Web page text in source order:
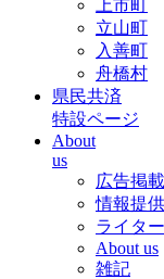
上市町
立山町
入善町
舟橋村
県民共済
特設ページ
About
us
広告掲
情報提供
ライタ
About us
雑記